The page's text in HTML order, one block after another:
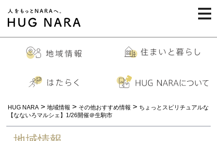
HUG NARA > 地域情報 > その他おすすめ情報 > ちょっとスピリチュアルな
【なないろマルシェ】1/26開催＠生駒市